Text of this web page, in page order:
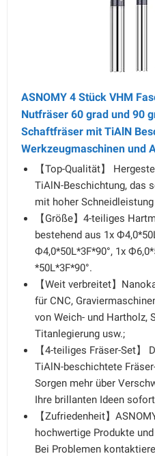
ASNOMY 4 Stück VHM
Nutfräser 60 grad und 90
Schaftfräser mit TiAlN
Werkzeugmaschinen und
【Top-Qualität】
TiAlN-Beschichtung, das
mit hoher
【Größe】4-teiliges
bestehend aus 1x
Ф4,0*50L*3F*90°, 1x
*50L*3F*90°.
【Weit verbreitet】
für CNC,
von Weich- und Hartholz,
Titanlegierung usw.;
【4-teiliges Fräser-Set】
TiAlN-beschichtete
Sorgen mehr über
Ihre brillanten Ideen
【Zufriedenheit】
hochwertige Produkte
Bei Problemen